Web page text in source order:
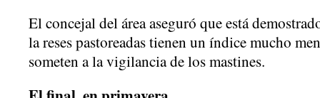
El concejal del área aseguró que está
la reses pastoreadas tienen un índice mucho
someten a la vigilancia de los mastines.